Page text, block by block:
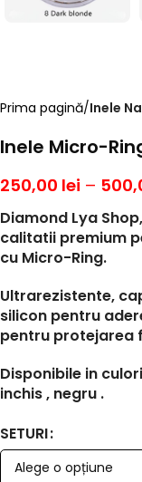
Prima pagină Inele
Inele Micro-
250,00 lei –
Diamond Lya
calitatii premium
cu Micro-Ring.
Ultrarezistente,
silicon pentru
pentru protejarea
Disponibile in
inchis , negru .
SETURI